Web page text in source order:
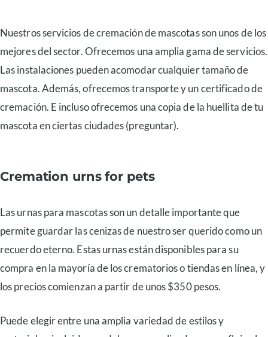
Nuestros servicios de cremación de mascotas son unos de los
mejores del sector. Ofrecemos una amplia gama de servicios.
Las instalaciones pueden acomodar cualquier tamaño de
mascota. Además, ofrecemos transporte y un certificado de
cremación. E incluso ofrecemos una copia de la huellita de tu
mascota en ciertas ciudades (preguntar).
Cremation urns for pets
Las urnas para mascotas son un detalle importante que
permite guardar las cenizas de nuestro ser querido como un
recuerdo eterno. Estas urnas están disponibles para su
compra en la mayoría de los crematorios o tiendas en línea, y
los precios comienzan a partir de unos $350 pesos.
Puede elegir entre una amplia variedad de estilos y